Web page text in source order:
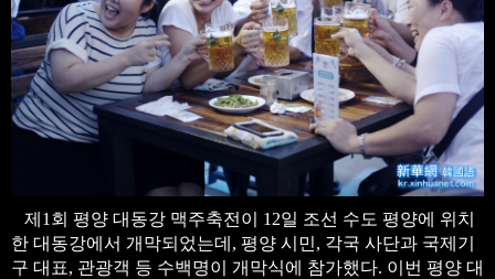
제1회 평양 대동강 맥주축전이 12일 조선 수도 평양에 위치
한 대동강에서 개막되었는데, 평양 시민, 각국 사단과 국제기
구 대표, 관광객 등 수백명이 개막식에 참가했다. 이번 평양 대